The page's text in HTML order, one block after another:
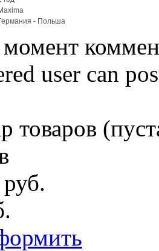
- Польша
user can
товаров